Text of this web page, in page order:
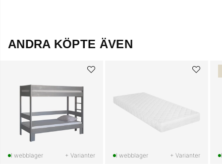
ANDRA KÖPTE ÄVEN
+ Varianter + Varianter